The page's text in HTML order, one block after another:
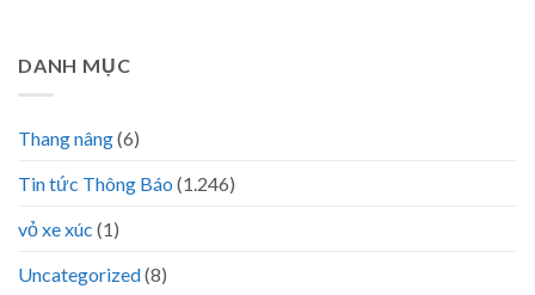
DANH MỤC
Thang nâng(6)
Tin tức Thông Báo (1.246)
vỏ xe xúc (1)
Uncategorized(8)